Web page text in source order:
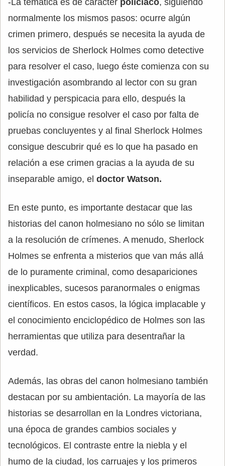
-La temática es de carácter policiaco, siguiendo
normalmente los mismos pasos: ocurre algún
crimen primero, después se necesita la ayuda de
los servicios de Sherlock Holmes como detective
para resolver el caso, luego éste comienza con su
investigación asombrando al lector con su gran
habilidad y perspicacia para ello, después la
policía no consigue resolver el caso por falta de
pruebas concluyentes y al final Sherlock Holmes
consigue descubrir qué es lo que ha pasado en
relación a ese crimen gracias a la ayuda de su
inseparable amigo, el doctor Watson.
En este punto, es importante destacar que las
historias del canon holmesiano no sólo se limitan
a la resolución de crímenes. A menudo, Sherlock
Holmes se enfrenta a misterios que van más allá
de lo puramente criminal, como desapariciones
inexplicables, sucesos paranormales o enigmas
científicos. En estos casos, la lógica implacable y
el conocimiento enciclopédico de Holmes son las
herramientas que utiliza para desentrañar la
verdad.
Además, las obras del canon holmesiano también
destacan por su ambientación. La mayoría de las
historias se desarrollan en la Londres victoriana,
una época de grandes cambios sociales y
tecnológicos. El contraste entre la niebla y el
humo de la ciudad, los carruajes y los primeros